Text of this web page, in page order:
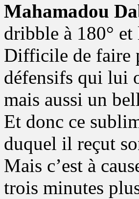
Mahamadou
dribble à 180°
Difficile de faire
défensifs qui lui
mais aussi un
Et donc ce
duquel il reçut
Mais c’est à
trois minutes